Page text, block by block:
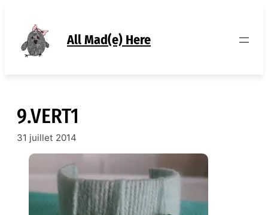
contenu
All Mad(e) Here
9.VERT1
31 juillet 2014